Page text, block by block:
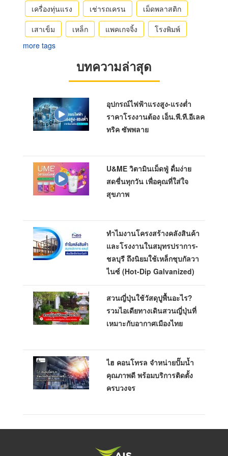
เครื่องทุ่นแรง
เช่ารถเครน
เม็ดพลาสติก
เสาเข็ม
เหล็ก แพคเกจจิ้ง
โรงพิมพ์
more tags
บทความล่าสุด
อุปกรณ์ไฟฟ้าแรงสูง-แรงต่ำ
ราคาโรงงานต้อง เอ็น.พี.ที.อีเลค
ทริค ซัพพลาย
U&ME วิตามินเม็ดฟู่ ดื่มง่าย
สดชื่นทุกวัน เพื่อคุณที่ใส่ใจ
สุขภาพ
ทำไมงานโครงสร้างคลังสินค้า
และโรงงานในสมุทรปราการ-
ชลบุรี ถึงนิยมใช้เหล็กชุบกัลวา
ไนซ์ (Hot-Dip Galvanized)
สวนญี่ปุ่นใช้วัสดุปูพื้นอะไร?
รวมไอเดียทางเดินสวนญี่ปุ่นที่
เหมาะกับอากาศเมืองไทย
ไฮ คอนโทรล จำหน่ายปั๊มน้ำ
คุณภาพดี พร้อมบริการติดตั้ง
ครบวงจร